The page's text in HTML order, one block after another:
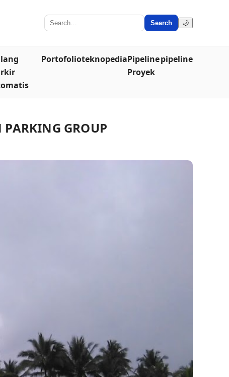
Search 🌙
PortofolioteknopediaPipeline
Proyek
pipeline
GROUP